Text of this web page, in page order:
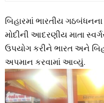
બિહારમાં ભારતીય
મોદીની આદરણીય માતા
ઉપયોગ કરીને ભારત અને
અપમાન કરવામાં આવ્યું.